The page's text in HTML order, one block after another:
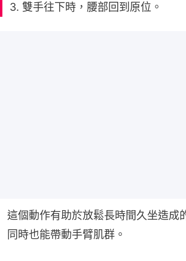
3. 雙手往下時，腰部回到原位。
這個動作有助於放鬆長時間久坐造成
同時也能帶動手臂肌群。